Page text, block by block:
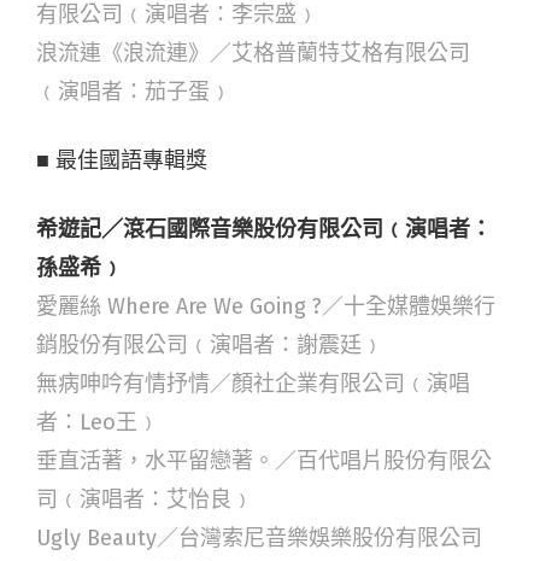
有限公司﹙演唱者：李宗盛﹚
浪流連《浪流連》／艾格普蘭特艾格有限公司
﹙演唱者：茄子蛋﹚
■ 最佳國語專輯獎
希遊記／滾石國際音樂股份有限公司﹙演唱者：
孫盛希﹚
愛麗絲 Where Are We Going ?／十全媒體娛樂行
銷股份有限公司﹙演唱者：謝震廷﹚
無病呻吟有情抒情／顏社企業有限公司﹙演唱
者：Leo王﹚
垂直活著，水平留戀著。／百代唱片股份有限公
司﹙演唱者：艾怡良﹚
Ugly Beauty／台灣索尼音樂娛樂股份有限公司